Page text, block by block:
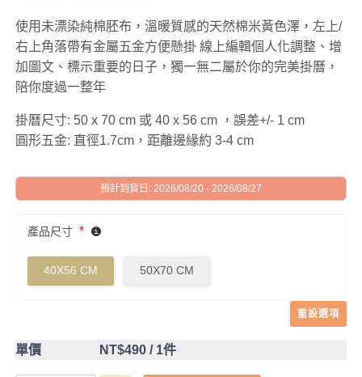
使用未漂染純棉胚布，溫暖質感的天然棉米黃色澤，左上/
右上角落帶有金屬五金方便懸掛 線上編輯個人化調整、增
加圖文、標示重要的日子，獨一無二屬於你的完美掛曆，
陪你度過一整年
掛曆尺寸: 50 x 70 cm 或 40 x 56 cm ，誤差+/- 1 cm
圓形五金: 直徑1.7cm，距離邊緣約 3-4 cm
預計到貨日: 2026/08/20 - 2026/08/27
產品尺寸 *
40X56 CM 50X70 CM
重設選項
單價 NT$490/ 1件